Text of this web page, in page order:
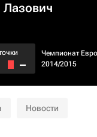
Чемпионат
2014/2015
–
Новости